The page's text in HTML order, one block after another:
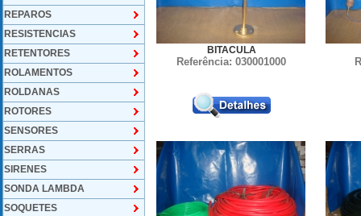
REPAROS
RESISTENCIAS
RETENTORES
ROLAMENTOS
ROLDANAS
ROTORES
SENSORES
SERRAS
SIRENES
SONDA LAMBDA
SOQUETES
BITACULA
Referência: 030001000